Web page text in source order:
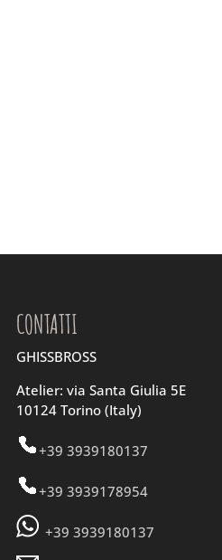
CONTATTI
GHISSBROSS
Atelier: via Santa Giulia 5E
10124 Torino (Italy)
+39 3939180137
+39 3939178954
+39 3939180137